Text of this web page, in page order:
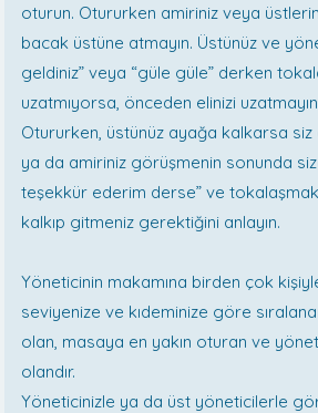
oturun. Otururken amiriniz veya
bacak üstüne atmayın. Üstünüz ve
geldiniz” veya “güle güle” derken
uzatmıyorsa, önceden elinizi
Otururken, üstünüz ayağa kalkarsa siz
ya da amiriniz görüşmenin sonunda
teşekkür ederim derse” ve tokalaşmak
kalkıp gitmeniz gerektiğini anlayın.
Yöneticinin makamına birden çok
seviyenize ve kıdeminize göre
olan, masaya en yakın oturan ve
olandır.
Yöneticinizle ya da üst yöneticilerle